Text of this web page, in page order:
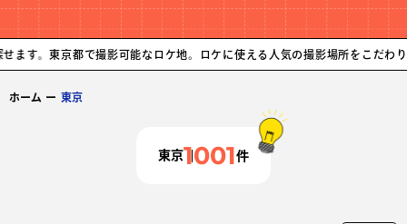
都で撮影可能なロケ地。ロケに使える人気の撮影場所をこだわりから探せま
ホーム ー 東京
東京1001件